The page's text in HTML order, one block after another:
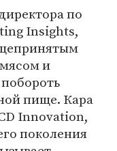
по
Insights,
и
пище. Кара
Innovation,
поколения